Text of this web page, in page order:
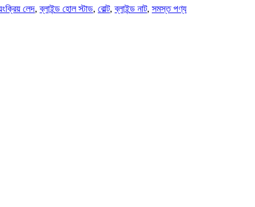
লেদ,ব্লাইন্ড হোল স্টাড, বোল্ট,ব্লাইন্ড নাট, সমস্ত পণ্য